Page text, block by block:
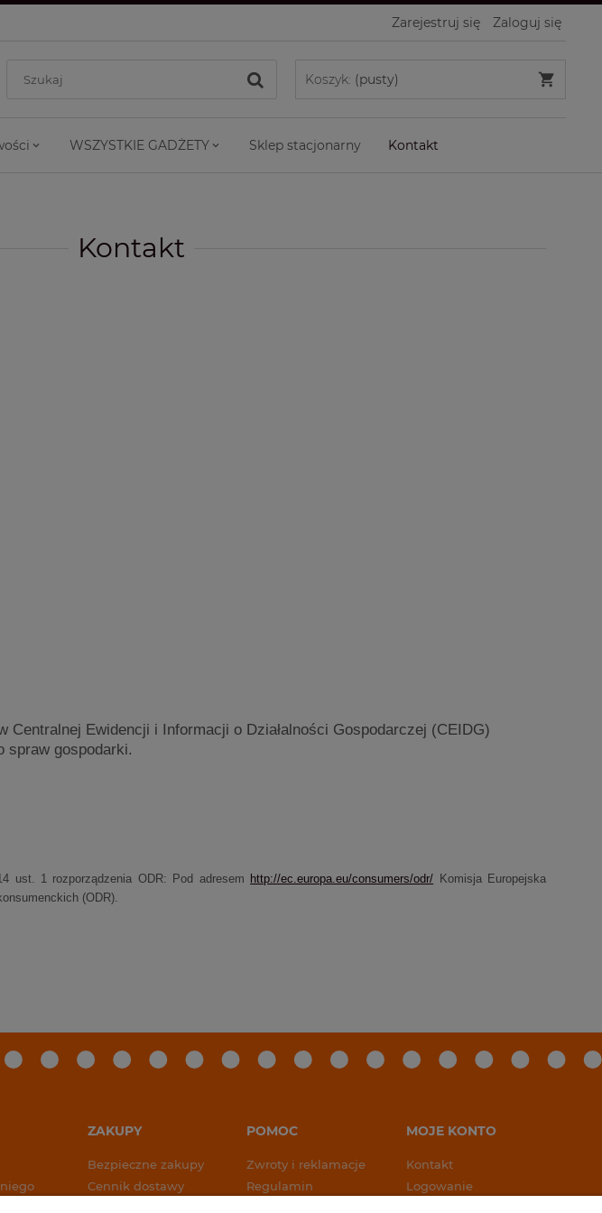
Zarejestruj się Zaloguj się
Koszyk: (pusty)
WSZYSTKIE GADŻETY Sklep stacjonarny Kontakt
Kontakt
Centralnej Ewidencji i Informacji o Działalności Gospodarczej (CEIDG)
spraw gospodarki.
ust. 1 rozporządzenia ODR: Pod adresem http://ec.europa.eu/consumers/odr/ Komisja Europejska
(ODR).
ZAKUPY
Bezpieczne zakupy
Cennik dostawy
POMOC
Zwroty i reklamacje
Regulamin
MOJE KONTO
Kontakt
Logowanie